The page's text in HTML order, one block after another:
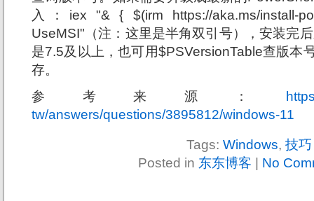
入：iex "& { $(irm https://aka.ms/install-
UseMSI"（注：这里是半角双引号），安装完
是7.5及以上，也可用$PSVersionTable查版本
存。
参考来源：
tw/answers/questions/3895812/windows-11
Tags: Windows, 技巧
Posted in 东东博客 No